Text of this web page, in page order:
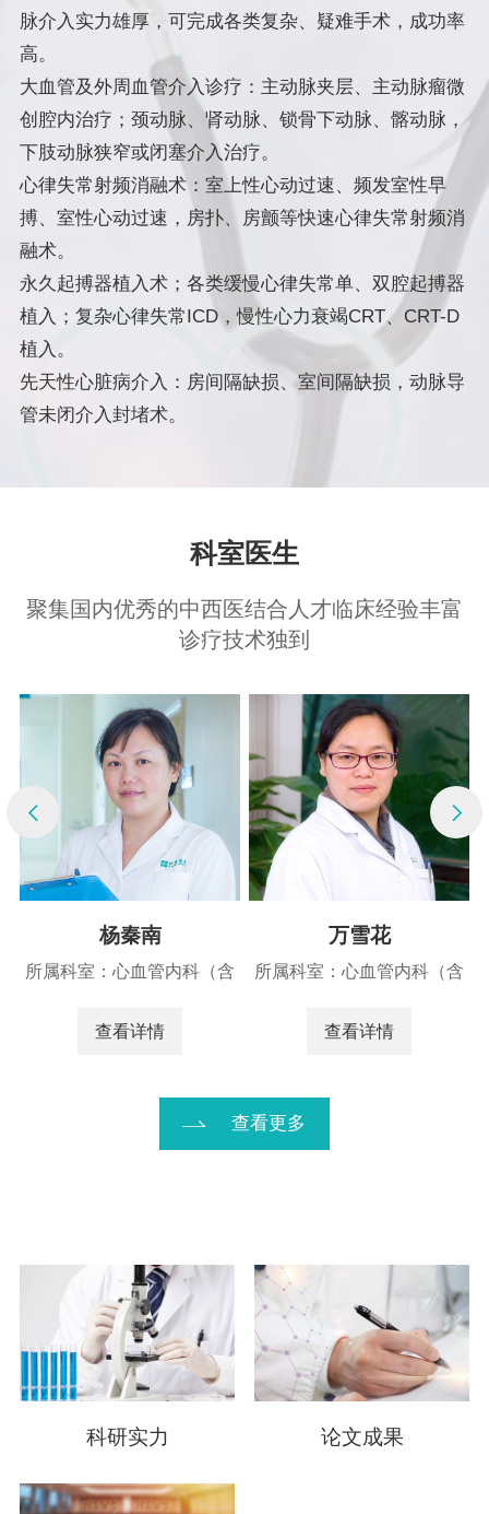
脉介入实力雄厚，可完成各类复杂、疑难手术，成功率
高。
大血管及外周血管介入诊疗：主动脉夹层、主动脉瘤微
创腔内治疗；颈动脉、肾动脉、锁骨下动脉、髂动脉，
下肢动脉狭窄或闭塞介入治疗。
心律失常射频消融术：室上性心动过速、频发室性早
搏、室性心动过速，房扑、房颤等快速心律失常射频消
融术。
永久起搏器植入术；各类缓慢心律失常单、双腔起搏器
植入；复杂心律失常ICD，慢性心力衰竭CRT、CRT-D
植入。
先天性心脏病介入：房间隔缺损、室间隔缺损，动脉导
管未闭介入封堵术。
科室医生
聚集国内优秀的中西医结合人才临床经验丰富
诊疗技术独到
杨秦南
所属科室：心血管内科（含
查看详情
万雪花
所属科室：心血管内科（含
查看详情
查看更多
科研实力 论文成果